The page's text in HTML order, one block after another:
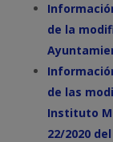
de la
de las
Instituto
22/2020